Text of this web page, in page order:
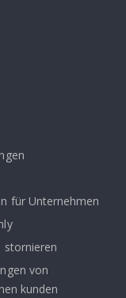
für Unternehmen
stornieren
von
kunden